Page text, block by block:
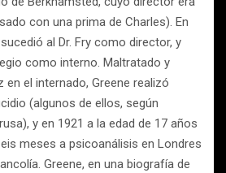
con una prima de Charles). En
al Dr. Fry como director, y
como interno. Maltratado y
el internado, Greene realizó
(algunos de ellos, según
y en 1921 a la edad de 17 años
meses a psicoanálisis en Londres
Greene, en una biografía de